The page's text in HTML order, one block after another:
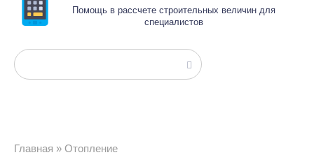
Помощь в рассчете строительных величин для
специалистов
Поиск:
Главная » Отопление